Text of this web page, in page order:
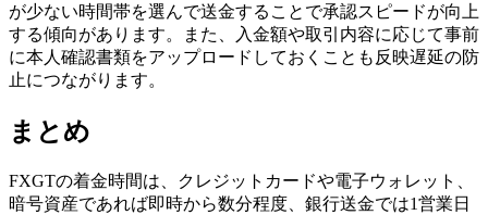
が少ない時間帯を選んで送金することで承認スピードが向上
する傾向があります。また、入金額や取引内容に応じて事前
に本人確認書類をアップロードしておくことも反映遅延の防
止につながります。
まとめ
FXGTの着金時間は、クレジットカードや電子ウォレット、
暗号資産であれば即時から数分程度、銀行送金では1営業日